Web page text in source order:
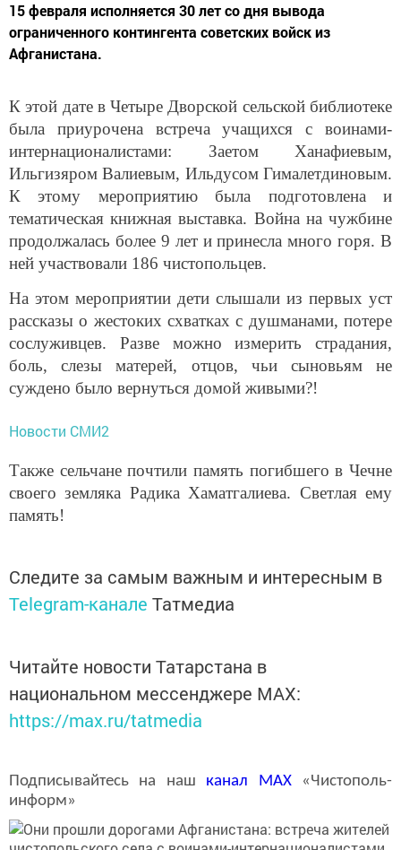
15 февраля исполняется 30 лет со дня вывода
ограниченного контингента советских войск из
Афганистана.
К этой дате в Четыре Дворской сельской библиотеке
была приурочена встреча учащихся с воинами-
интернационалистами: Заетом Ханафиевым,
Ильгизяром Валиевым, Ильдусом Гималетдиновым.
К этому мероприятию была подготовлена и
тематическая книжная выставка. Война на чужбине
продолжалась более 9 лет и принесла много горя. В
ней участвовали 186 чистопольцев.
На этом мероприятии дети слышали из первых уст
рассказы о жестоких схватках с душманами, потере
сослуживцев. Разве можно измерить страдания,
боль, слезы матерей, отцов, чьи сыновьям не
суждено было вернуться домой живыми?!
Новости СМИ2
Также сельчане почтили память погибшего в Чечне
своего земляка Радика Хаматгалиева. Светлая ему
память!
Следите за самым важным и интересным в
Telegram-канале Татмедиа
Читайте новости Татарстана в
национальном мессенджере MАХ:
https://max.ru/tatmedia
Подписывайтесь на наш канал MAX«Чистополь-
информ»